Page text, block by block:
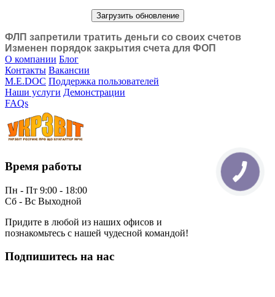
Загрузить обновление
ФЛП запретили тратить деньги со своих счетов
Изменен порядок закрытия счета для ФОП
О компании Блог
Контакты Вакансии
M.E.DOC Поддержка пользователей
Наши услуги Демонстрации
FAQs
Время работы
Пн - Пт 9:00 - 18:00
Сб - Вс Выходной
Придите в любой из наших офисов и
познакомьтесь с нашей чудесной командой!
Подпишитесь на нас